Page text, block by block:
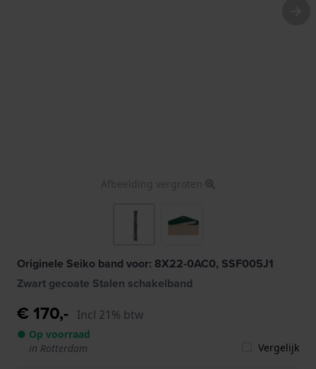
Afbeelding vergroten
Originele Seiko band voor: 8X22-0AC0, SSF005J1
Zwart gecoate Stalen schakelband
€ 170,- Incl 21% btw
● Op voorraad
in Rotterdam
Vergelijk